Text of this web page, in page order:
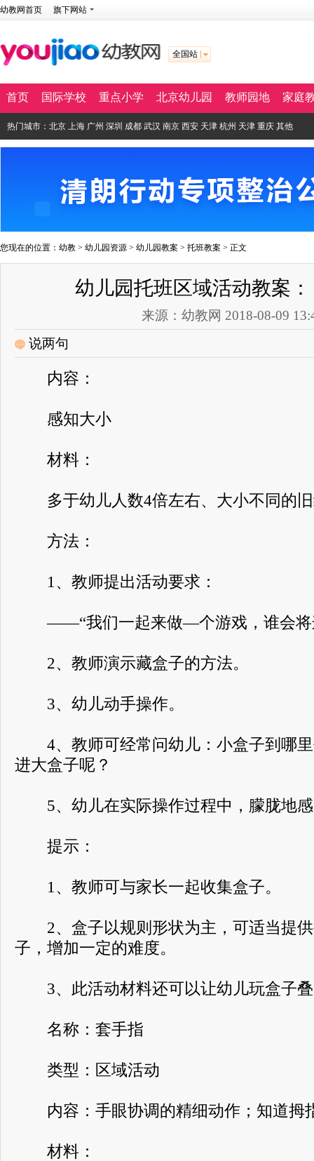
幼教网首页 旗下网站
全国站
首页 国际学校 重点小学 北京幼儿园 教师园地 家庭
热门城市： 北京 上海 广州 深圳 成都 武汉 南京 西安 天津 杭州 天津 重庆 其他
您现在的位置： 幼教 > 幼儿园资源 > 幼儿园教案 > 托班教案 > 正文
幼儿园托班区域活动教案
来源：幼教网 2018-08-09
说两句
内容：
感知大小
材料：
多于幼儿人数4倍左右、大小不同的旧
方法：
1、教师提出活动要求：
――“我们一起来做―个游戏，谁会将
2、教师演示藏盒子的方法。
3、幼儿动手操作。
4、教师可经常问幼儿：小盒子到哪里
进大盒子呢？
5、幼儿在实际操作过程中，朦胧地感
提示：
1、教师可与家长一起收集盒子。
2、盒子以规则形状为主，可适当提供
子，增加一定的难度。
3、此活动材料还可以让幼儿玩盒子叠
名称：套手指
类型：区域活动
内容：手眼协调的精细动作；知道拇
材料：